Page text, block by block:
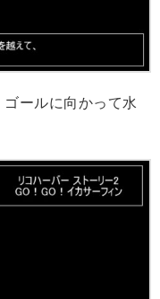
ールに向かって水